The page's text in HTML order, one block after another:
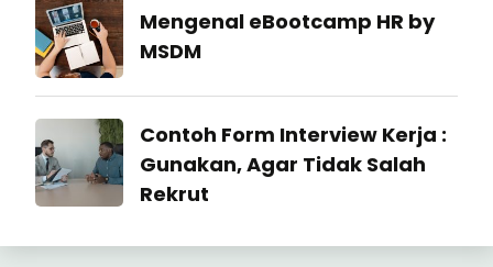
2026
Industrial
Relation
Mengenal eBootcamp HR by
MSDM
22
July
2026
Industrial
Contoh Form Interview Kerja :
Gunakan, Agar Tidak Salah
Rekrut
23